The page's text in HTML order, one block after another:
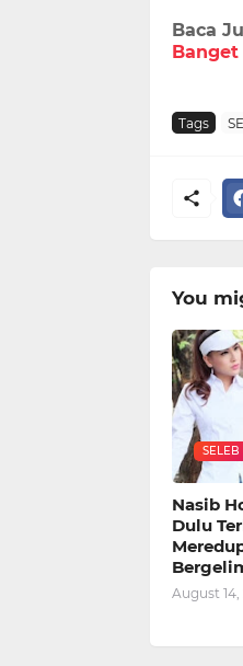
Baca
Banget
Tags
You
SELEB
Nasib
Dulu
August 14,